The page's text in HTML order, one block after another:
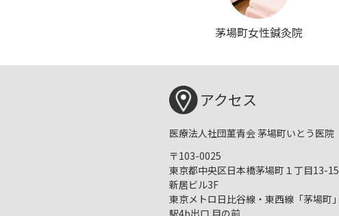
茅場町女性鍼灸院
アクセス
医療法人社団菫青会 茅場町いとう医院
〒103-0025
東京都中央区日本橋茅場町１丁目13-15
新居ビル3F
東京メトロ日比谷線・東西線「茅場町」
駅4b出口 目の前